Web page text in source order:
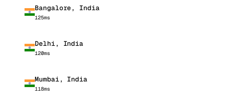
Bangalore, India
125ms
Delhi, India
120ms
Mumbai, India
118ms